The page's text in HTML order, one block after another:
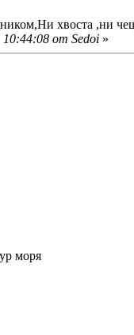
хвоста ,ни
10:44:08 от Sedoi »
моря